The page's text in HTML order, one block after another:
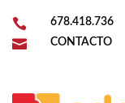
 678.418.736
 CONTACTO